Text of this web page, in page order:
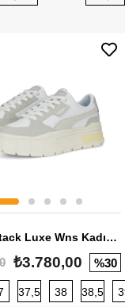
41 42 42,5
Mayze Stack Luxe Wns Kadın Sneaker
₺3.780,00 %30
37,5 38 38,5